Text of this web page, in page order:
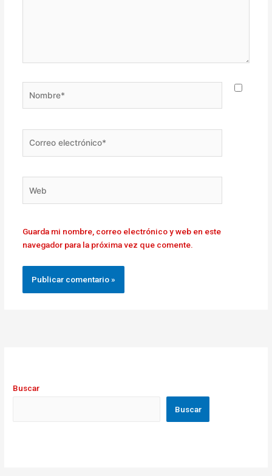
electrónico*
Guarda mi nombre, correo electrónico y web en este
navegador para la próxima vez que comente.
Buscar
Buscar